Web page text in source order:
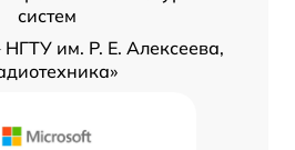
систем
НГТУ им. Р. Е. Алексеева,